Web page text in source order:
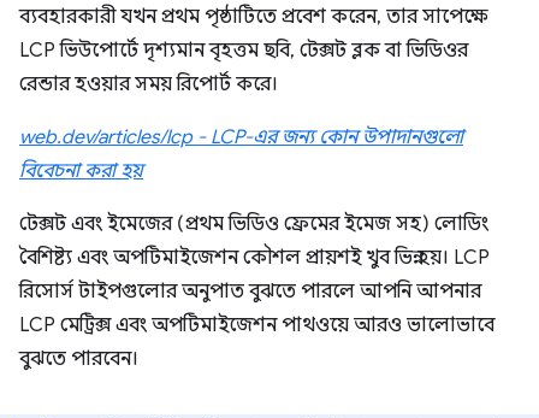
ব্যবহারকারী যখন প্রথম পৃষ্ঠাটিতে প্রবেশ করেন, তার সাপেক্ষে
LCP ভিউপোর্টে দৃশ্যমান বৃহত্তম ছবি, টেক্সট ব্লক বা ভিডিওর
রেন্ডার হওয়ার সময় রিপোর্ট করে।
web.dev/articles/lcp - LCP-এর জন্য কোন উপাদানগুলো
বিবেচনা করা হয়
টেক্সট এবং ইমেজের (প্রথম ভিডিও ফ্রেমের ইমেজ সহ) লোডিং
বৈশিষ্ট্য এবং অপটিমাইজেশন কৌশল প্রায়শই খুব ভিন্ন হয়। LCP
রিসোর্স টাইপগুলোর অনুপাত বুঝতে পারলে আপনি আপনার
LCP মেট্রিক্স এবং অপটিমাইজেশন পাথওয়ে আরও ভালোভাবে
বুঝতে পারবেন।